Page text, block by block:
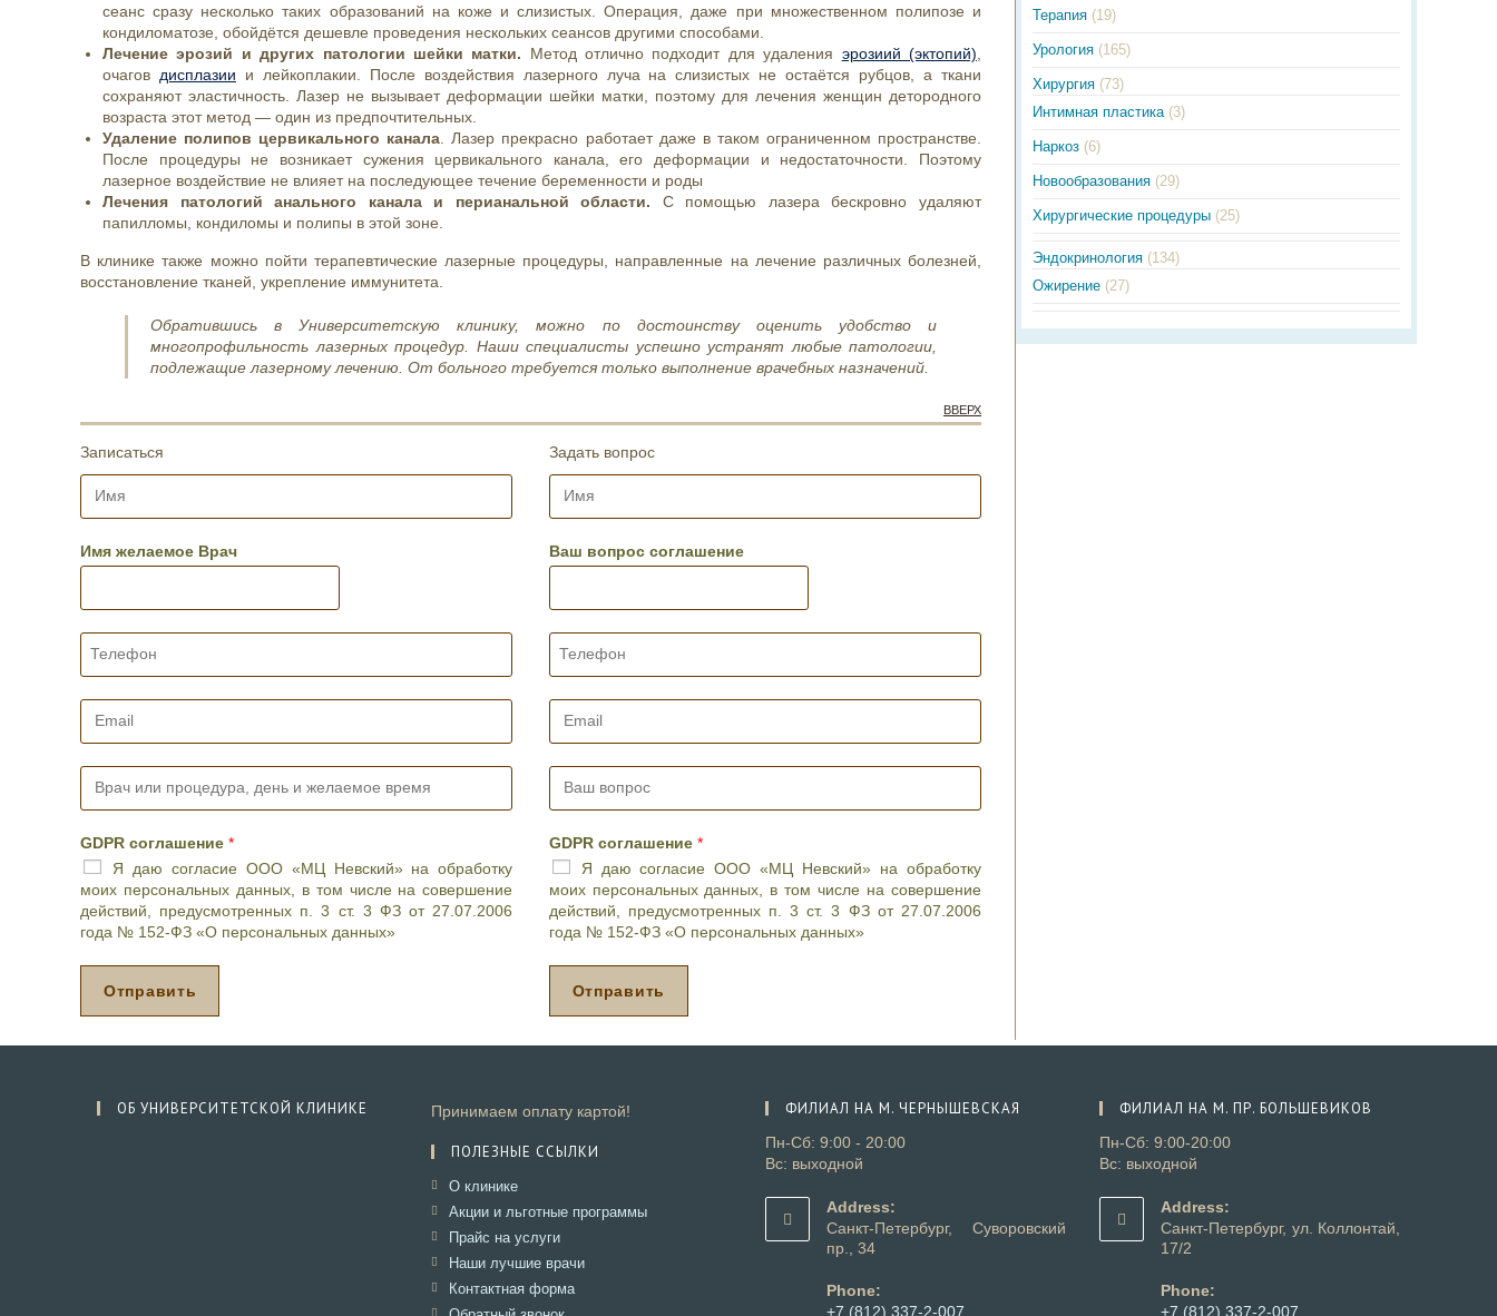
сеанс сразу несколько таких образований на коже и слизистых. Операция, даже при множественном полипозе и
кондиломатозе, обойдётся дешевле проведения нескольких сеансов другими способами.
Лечение эрозий и других патологии шейки матки. Метод отлично подходит для удаления эрозиий (эктопий)
очагов дисплазии и лейкоплакии. После воздействия лазерного луча на слизистых не остаётся рубцов, а ткани
сохраняют эластичность. Лазер не вызывает деформации шейки матки, поэтому для лечения женщин детородного
возраста этот метод — один из предпочтительных.
Удаление полипов цервикального канала . Лазер прекрасно работает даже в таком ограниченном пространстве.
После процедуры не возникает сужения цервикального канала, его деформации и недостаточности. Поэтому
лазерное воздействие не влияет на последующее течение беременности и роды
Лечения патологий анального канала и перианальной области. С помощью лазера бескровно удаляют
папилломы, кондиломы и полипы в этой зоне.
В клинике также можно пойти терапевтические лазерные процедуры, направленные на лечение различных болезней,
восстановление тканей, укрепление иммунитета.
Обратившись в Университетскую клинику, можно по достоинству оценить удобство и
многопрофильность лазерных процедур. Наши специалисты успешно устранят любые патологии,
подлежащие лазерному лечению. От больного требуется только выполнение врачебных назначений.
ВВЕРХ
Записаться
И
*Имя желаемое Врач
Т
е
о
н
E
i
*
В
ч
и
п
о
у
GDPR соглашение *
Я даю согласие ООО «МЦ Невский» на обработку
моих персональных данных, в том числе на совершение
действий, предусмотренных п. 3 ст. 3 ФЗ от 27.07.2006
года № 152-ФЗ «О персональных данных»
Отправить
Задать вопрос
И
*Ваш вопрос соглашение
Т
е
о
н
E
i
*
В
в
о
о
*
GDPR соглашение *
Я даю согласие ООО «МЦ Невский» на обработку
моих персональных данных, в том числе на совершение
действий, предусмотренных п. 3 ст. 3 ФЗ от 27.07.2006
года № 152-ФЗ «О персональных данных»
Отправить
Терапия (19)
Урология (165)
Хирургия (73)
Интимная пластика (3)
Наркоз (6)
Новообразования (29)
Хирургические процедуры (25)
Эндокринология (134)
Ожирение (27)
ОБ УНИВЕРСИТЕТСКОЙ КЛИНИКЕ Принимаем оплату картой!
ПОЛЕЗНЫЕ ССЫЛКИ
О клиникеОткроется
в
вкладке
Акции и льготные программыОткроется
Прайс на услугиОткроется
в
вкладке
Наши лучшие врачиОткроется
Контактная формаОткроется
ФИЛИАЛ НА М. ЧЕРНЫШЕВСКАЯ
Пн-Сб: 9:00 - 20:00
Вс: выходной
Address:
Санкт-Петербург, Суворовский
пр., 34
Phone:
+7 (812) 337-2-007
ФИЛИАЛ НА М. ПР. БОЛЬШЕВИКОВ
Пн-Сб: 9:00-20:00
Вс: выходной
Address:
Санкт-Петербург, ул. Коллонтай,
17/2
Phone:
+7 (812) 337-2-007